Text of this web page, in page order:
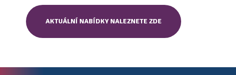
AKTUÁLNÍ NABÍDKY NALEZNETE ZDE